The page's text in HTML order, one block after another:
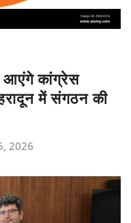
आएंगे कांग्रेस
में संगठन की
2026